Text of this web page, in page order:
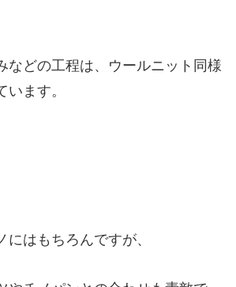
などの工程は、ウールニット同様
います。
にはもちろんですが、